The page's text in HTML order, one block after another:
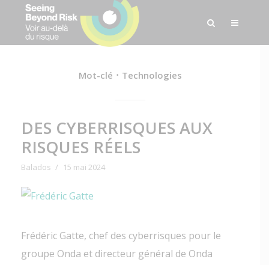
Mot-clé Technologies
DES CYBERRISQUES AUX
RISQUES RÉELS
Balados 15 mai 2024
Frédéric Gatte, chef des cyberrisques pour le
groupe Onda et directeur général de Onda